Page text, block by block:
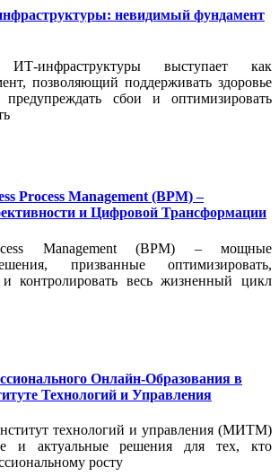
невидимый фундамент
ИТ-инфраструктуры выступает как
позволяющий поддерживать здоровье
сбои и оптимизировать
Process Management (BPM) –
и Цифровой Трансформации
Management (BPM) – мощные
призванные оптимизировать,
и контролировать весь жизненный цикл
Онлайн-Образования в
Технологий и Управления
технологий и управления (МИТМ)
и актуальные решения для тех, кто
росту